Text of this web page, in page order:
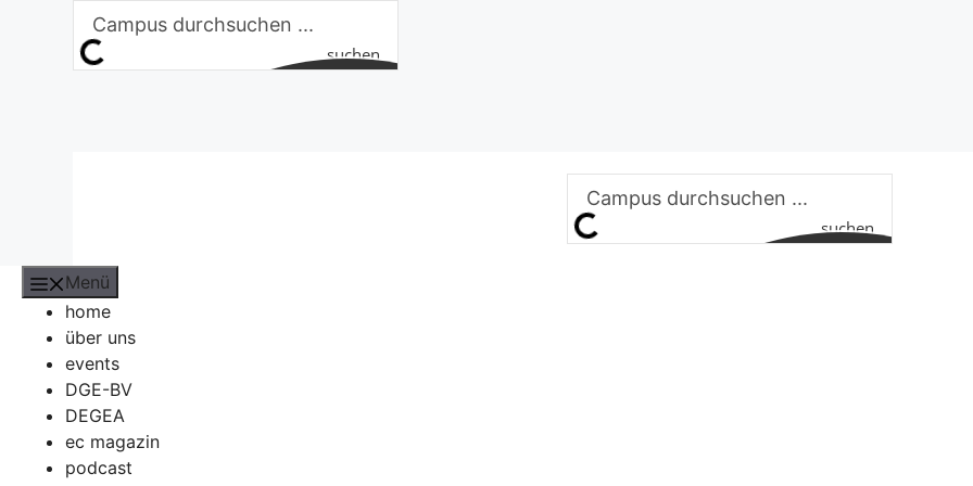
suchen
suchen
Menü
home
über uns
events
DGE-BV
DEGEA
ec magazin
podcast